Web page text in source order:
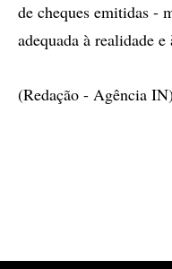
de cheques emitidas -
adequada à realidade
(Redação - Agência